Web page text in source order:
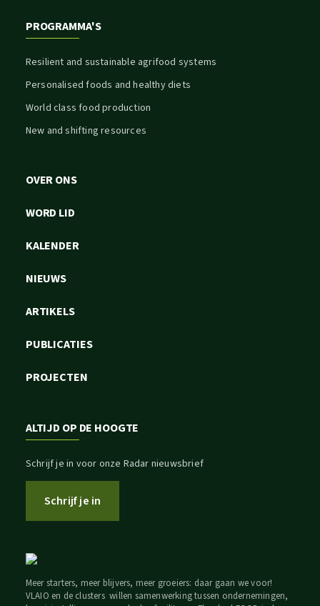
PROGRAMMA'S
Resilient and sustainable agrifood systems
Personalised foods and healthy diets
World class food production
New and shifting resources
OVER ONS
WORD LID
KALENDER
NIEUWS
ARTIKELS
PUBLICATIES
PROJECTEN
ALTIJD OP DE HOOGTE
Schrijf je in voor onze Radar nieuwsbrief
Schrijf je in
Meer starters, meer blijvers, meer groeiers: daar gaan we voor!
VLAIO en de clusters willen samenwerking tussen ondernemingen,